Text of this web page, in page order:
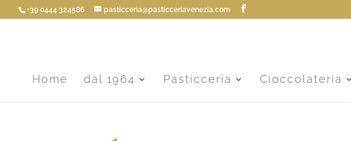
+39 0444 324586 pasticceria@pasticceriavenezia.com
Home dal 1964 Pasticceria Cioccolateria